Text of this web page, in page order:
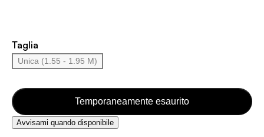
Taglia
Unica (1.55 - 1.95 M)
Temporaneamente esaurito
Avvisami quando disponibile